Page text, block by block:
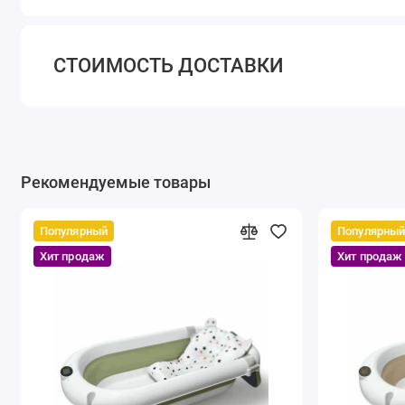
СТОИМОСТЬ ДОСТАВКИ
Рекомендуемые товары
Популярный
Хит продаж
Популярный
Хит продаж